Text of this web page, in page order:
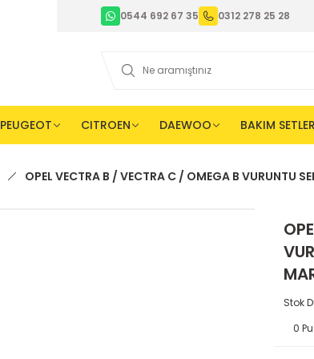
0544 692 67 35 0312 278 25 28
PEUGEOT CITROEN DAEWOO BAKIM
OPEL VECTRA B / VECTRA C / OMEGA B VURUNTU
Stok
0